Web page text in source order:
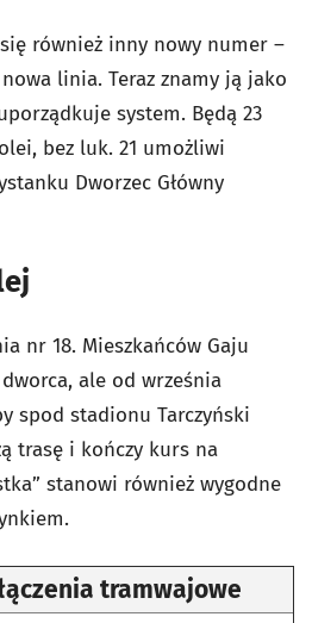
również inny nowy numer –
linia. Teraz znamy ją jako
system. Będą 23
bez luk. 21 umożliwi
Dworzec Główny
nr 18. Mieszkańców Gaju
ale od września
spod stadionu Tarczyński
trasę i kończy kurs na
stanowi również wygodne
tramwajowe